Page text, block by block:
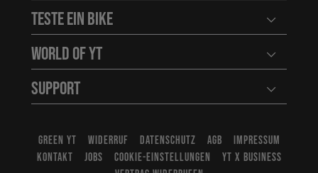
Teste ein Bike
World of YT
Support
GREEN YT WIDERRUF DATENSCHUTZ AGB
IMPRESSUM
KONTAKT
JOBS COOKIE-EINSTELLUNGEN
YT X BUSINESS